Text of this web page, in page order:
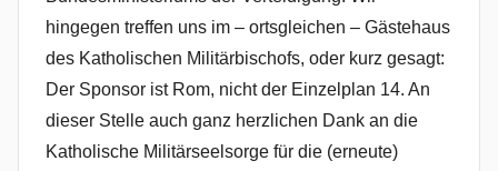
hingegen treffen uns im – ortsgleichen – Gästehaus
des Katholischen Militärbischofs, oder kurz gesagt:
Der Sponsor ist Rom, nicht der Einzelplan 14. An
dieser Stelle auch ganz herzlichen Dank an die
Katholische Militärseelsorge für die (erneute)